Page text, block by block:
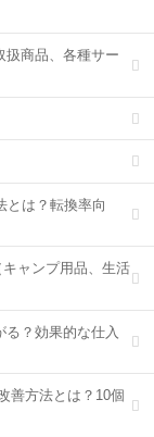
扱商品、各種サー
とは？転換率向
キャンプ用品、生活
？効果的な仕入
善方法とは？10個